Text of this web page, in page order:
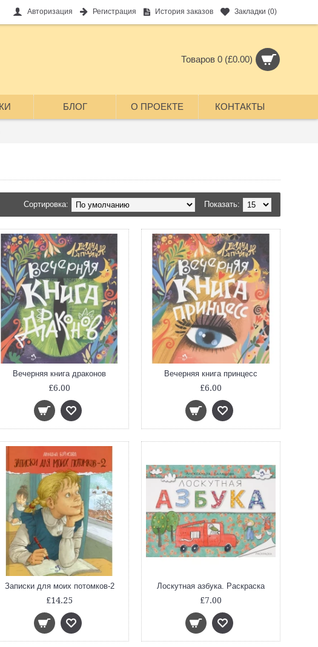
Авторизация Регистрация История заказов Закладки (0)
Товаров 0 (£0.00)
БЛОГ О ПРОЕКТЕ КОНТАКТЫ
Показать:
Сортировка:
Вечерняя книга драконов
£6.00
Вечерняя книга принцесс
£6.00
Записки для моих потомков-2
£14.25
Лоскутная азбука. Раскраска
£7.00